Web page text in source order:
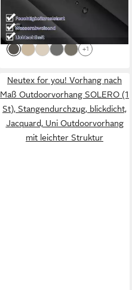
Trennwand Sichtschutz
ab 57,99 € 99,99 €
-42%
lieferbar - in 3-4 Werktagen bei dir
+1
Neutex for you! Vorhang nach
Maß Outdoorvorhang SOLERO (1
St), Stangendurchzug, blickdicht,
Jacquard, Uni Outdoorvorhang
mit leichter Struktur